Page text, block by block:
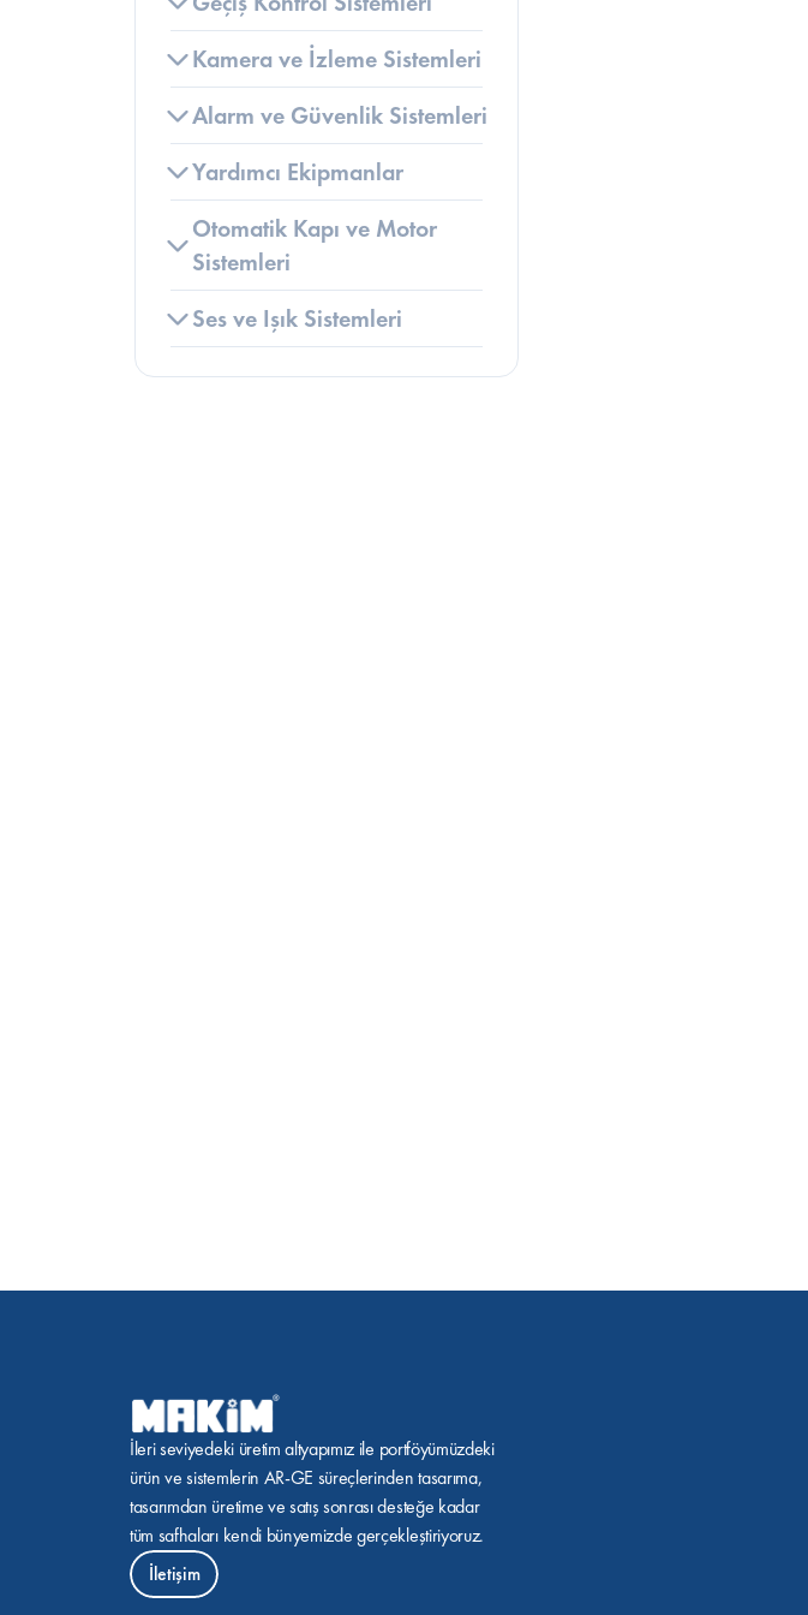
Kamera ve İzleme Sistemleri
Alarm ve Güvenlik Sistemleri
Yardımcı Ekipmanlar
Otomatik Kapı ve Motor
Sistemleri
Ses ve Işık Sistemleri
İleri seviyedeki üretim altyapımız ile portföyümüzdeki
ürün ve sistemlerin AR-GE süreçlerinden tasarıma,
tasarımdan üretime ve satış sonrası desteğe kadar
tüm safhaları kendi bünyemizde gerçekleştiriyoruz.
İletişim